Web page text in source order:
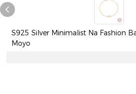
S925 Silver Minimalist Na Fashion
Moyo